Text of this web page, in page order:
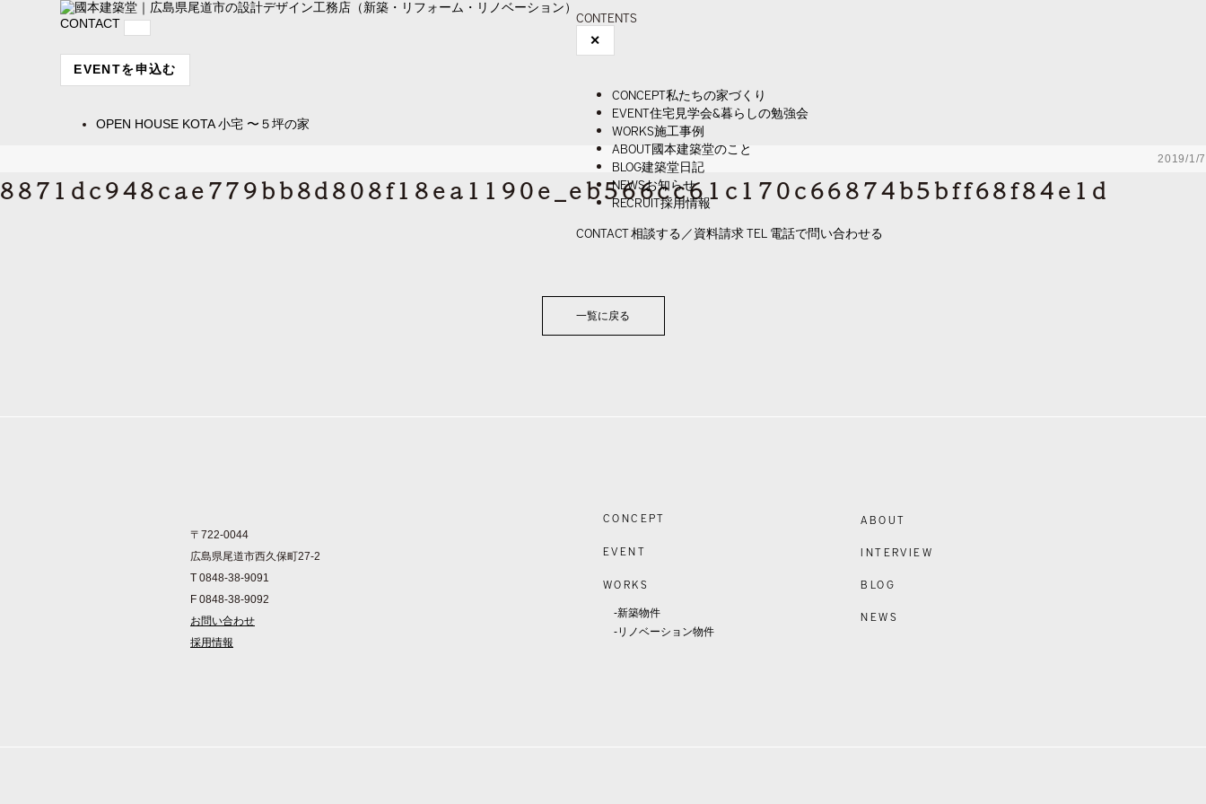
CONTENTS
✕
CONCEPT私たちの家づくり
EVENT住宅見学会&暮らしの勉強会
WORKS施工事例
ABOUT國本建築堂のこと
BLOG建築堂日記
NEWSお知らせ
RECRUIT採用情報
CONTACT相談する／資料請求TEL 電話で問い合わせる
CONTACT
EVENTを申込む
OPEN HOUSE KOTA 小宅 〜５坪の家
2019/1/7
8871dc948cae779bb8d808f18ea1190e_eb566cc61c170c66874b5bff68f84e1d
一覧に戻る
〒722-0044
広島県尾道市西久保町27-2
T 0848-38-9091
F 0848-38-9092
お問い合わせ
採用情報
CONCEPT
EVENT
WORKS
-新築物件
-リノベーション物件
ABOUT
INTERVIEW
BLOG
NEWS